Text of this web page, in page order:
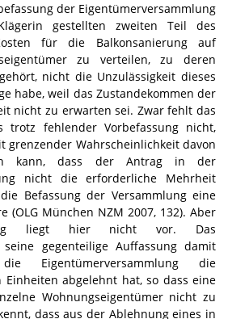
der Eigentümerversammlung
gestellten zweiten Teil des
für die Balkonsanierung auf
zu verteilen, zu deren
nicht die Unzulässigkeit dieses
habe, weil das Zustandekommen der
nicht zu erwarten sei. Zwar fehlt das
trotz fehlender Vorbefassung nicht,
grenzender Wahrscheinlichkeit davon
kann, dass der Antrag in der
nicht die erforderliche Mehrheit
Befassung der Versammlung eine
(OLG München NZM 2007, 132). Aber
liegt hier nicht vor. Das
gegenteilige Auffassung damit
Eigentümerversammlung die
Einheiten abgelehnt hat, so dass eine
Wohnungseigentümer nicht zu
dass aus der Ablehnung eines in